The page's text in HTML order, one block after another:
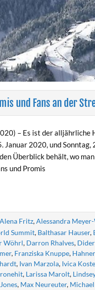
und Fans an der
– Es ist der alljährliche
Januar 2020, und
Überblick behält, wo
und Promis
Alena Fritz,Alessandra
Summit, Balthasar Hauser,
Wöhrl, Darron Rhalves,
, Franziska Knuppe,
, Ivan Marzola, Ivica
, Larissa Marolt,
, Max Neureuter,